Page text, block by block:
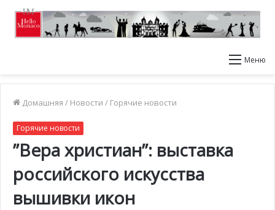
Меню
Домашняя / Новости / Горячие новости
Горячие новости
”Вера христиан”: выставка
российского искусства
вышивки икон